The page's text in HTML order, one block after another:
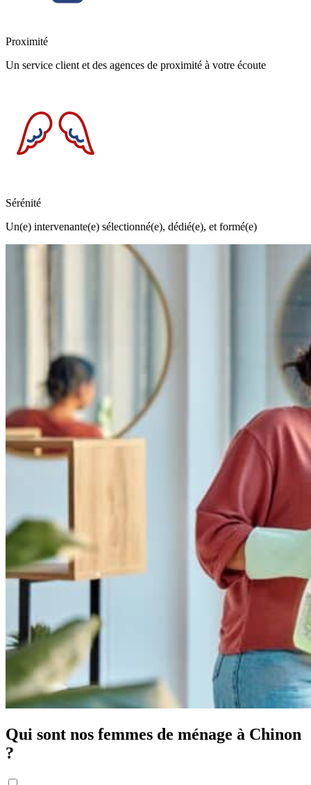
Proximité
Un service client et des agences de proximité à votre écoute
Sérénité
Un(e) intervenante(e) sélectionné(e), dédié(e), et formé(e)
Qui sont nos femmes de ménage à Chinon
?